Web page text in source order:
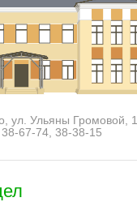
ул. Ульяны Громовой,
38-67-74, 38-38-15